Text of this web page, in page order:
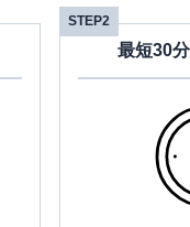
STEP2
最短30